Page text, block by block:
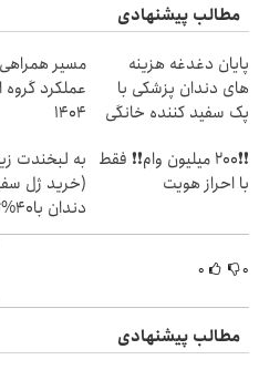
مطالب پیشنهادی
پایان دغدغه هزینه
های دندان پزشکی با
پک سفید کننده خانگی
مسیر
عملکرد
۱۴۰۴
❗❗200 میلیون وام❗❗ فقط
با احراز هویت
به لبخندت
(خرید ژل
دندان با40%تخفیف)
۰ ۰
مطالب پیشنهادی